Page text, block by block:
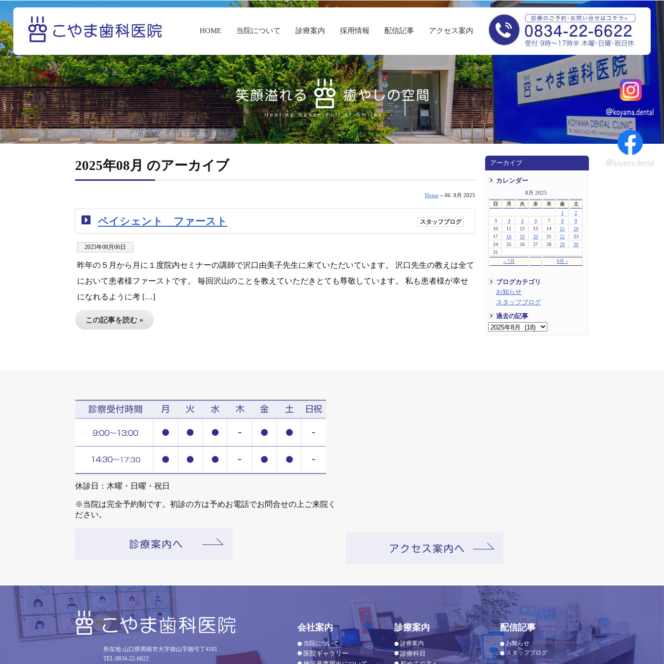
HOME 当院について 診療案内 採用情報 配信記事 アクセス案内
アーカイブ
カレンダー
8月 2025
日 月 火 水 木 金 土
« 7月 9月 »
1
2
3
4 5 6 7 8
9
10
11 12 13 14 15
16
17
18 19 20 21 22
23
24
25 26 27 28 29
30
31
ブログカテゴリ
お知らせ
スタッフブログ
過去の記事
2025年08月 のアーカイブ
Home » 06. 8月 2025
ペイシェント ファースト スタッフブログ
2025年08月06日
昨年の５月から月に１度院内セミナーの講師で沢口由美子先生に来ていただいています。 沢口先生の教えは全て
において患者様ファーストです。 毎回沢山のことを教えていただきとても尊敬しています。 私も患者様が幸せ
になれるように考 […]
この記事を読む »
休診日：木曜・日曜・祝日
※当院は完全予約制です。初診の方は予めお電話でお問合せの上ご来院く
ださい。
所在地 山口県周南市大字徳山字御弓丁4181
TEL.0834-22-6622
会社案内
当院について
医院ギャラリー
診療案内
診療案内
診療科目
配信記事
お知らせ
スタッフブログ